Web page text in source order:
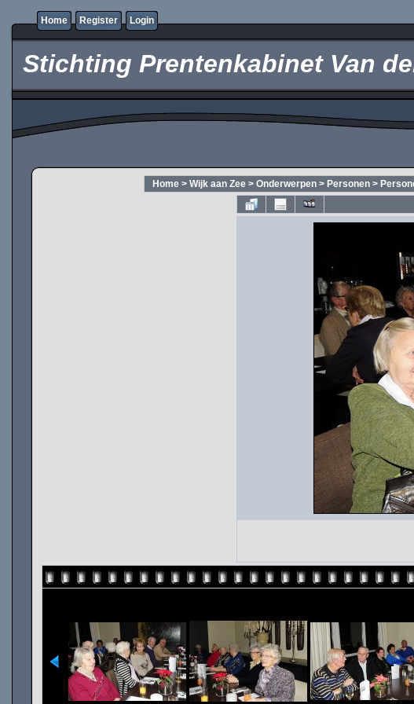
Home Register Login
Stichting Prentenkabinet Van
Home > Wijk aan Zee > Onderwerpen > Personen >